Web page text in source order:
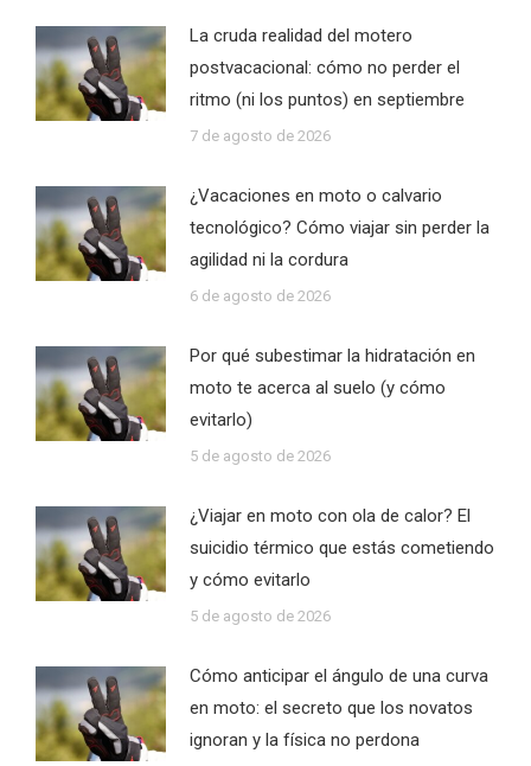
La cruda realidad del motero
postvacacional: cómo no perder el
ritmo (ni los puntos) en septiembre
7 de agosto de 2026
¿Vacaciones en moto o calvario
tecnológico? Cómo viajar sin perder la
agilidad ni la cordura
6 de agosto de 2026
Por qué subestimar la hidratación en
moto te acerca al suelo (y cómo
evitarlo)
5 de agosto de 2026
¿Viajar en moto con ola de calor? El
suicidio térmico que estás cometiendo
y cómo evitarlo
5 de agosto de 2026
Cómo anticipar el ángulo de una curva
en moto: el secreto que los novatos
ignoran y la física no perdona